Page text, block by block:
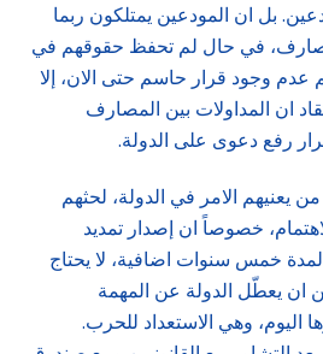
بل ان المودعين يمتلكون ربما
في حال لم تحفظ حقوقهم في
عدم وجود قرار حاسم حتى الان، إلا
ان المداولات بين المصارف
رفع دعوى على الدولة.
يعنيهم الامر في الدولة، لحثهم
خصوصاً ان إصدار تمديد
خمس سنوات اضافية، لا يحتاج
ان يعطّل الدولة عن المهمة
اليوم، وهي الاستعداد للحرب.